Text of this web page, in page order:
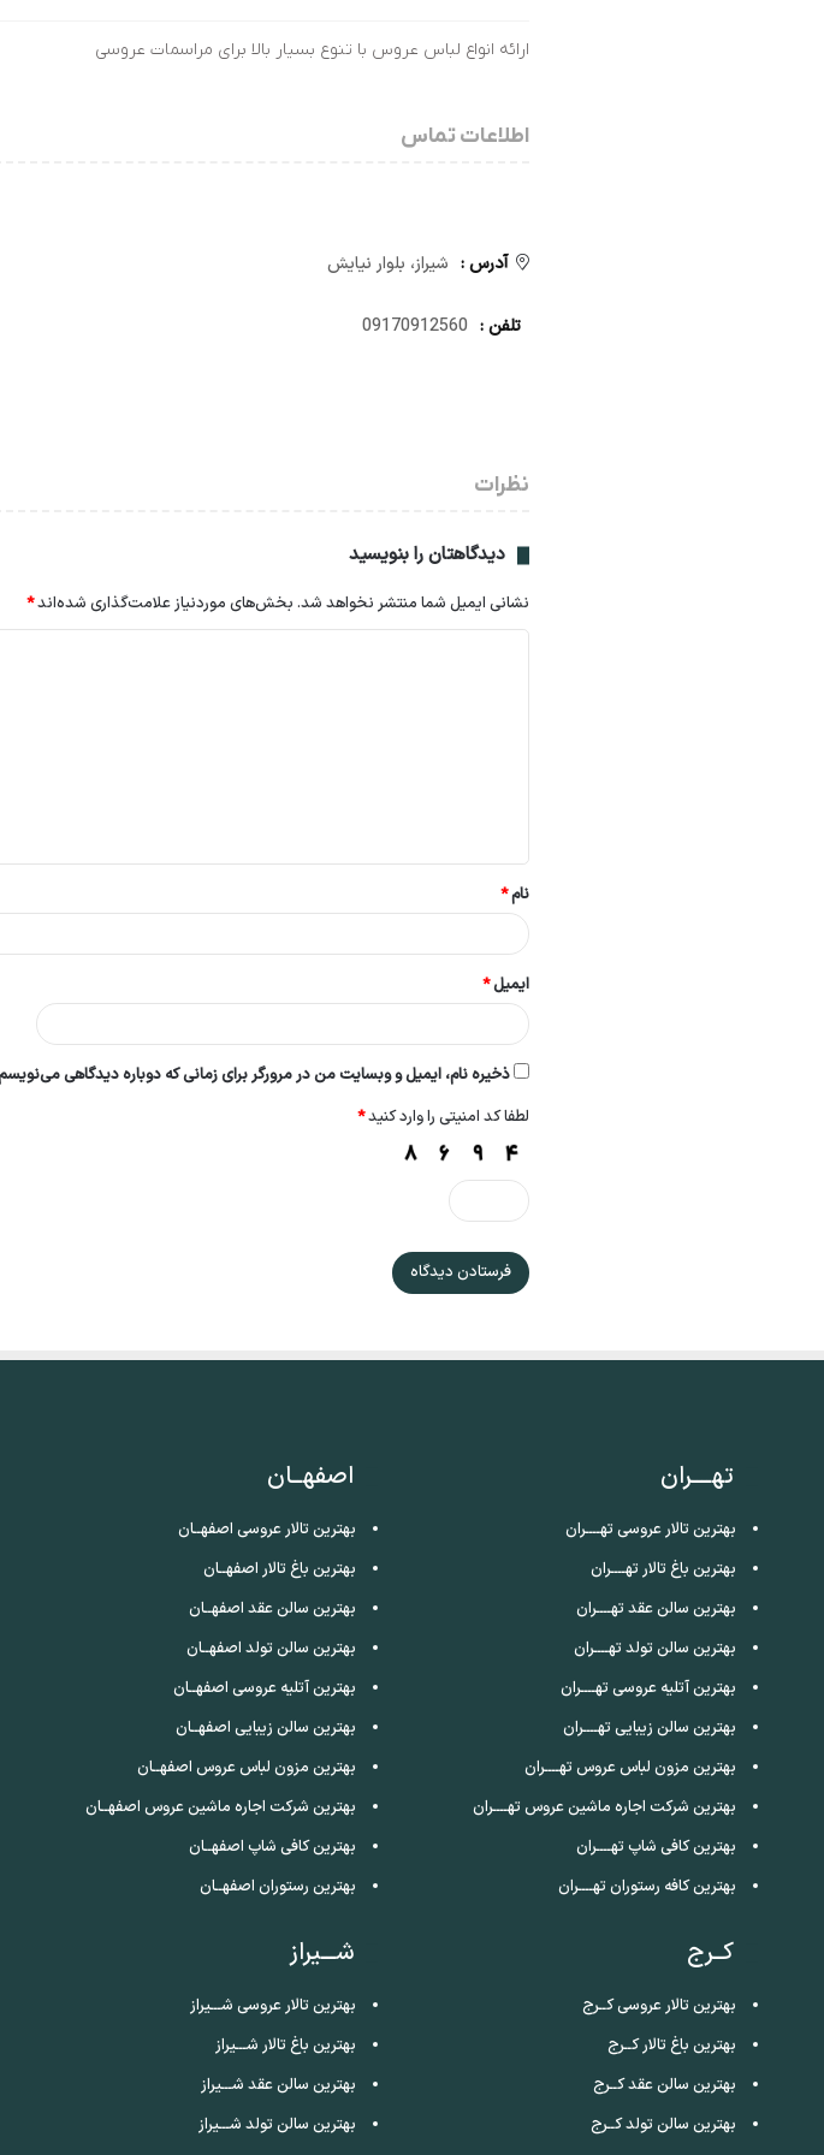
ارائه انواع لباس عروس با تنوع بسیار بالا برای مراسمات عروسی
اطلاعات تماس
آدرس : شیراز، بلوار نیایش
تلفن : 09170912560
نظرات
دیدگاهتان را بنویسید
نشانی ایمیل شما منتشر نخواهد شد. بخش‌های موردنیاز علامت‌گذاری شده‌اند*
*
نام*
ایمیل*
ذخیره نام، ایمیل و وبسایت من در مرورگر برای زمانی که دوباره دیدگاهی
لطفا کد امنیتی را وارد کنید*
تهــــران
بهترین تالار عروسی تهــــران
بهترین باغ تالار تهــــران
بهترین سالن عقد تهــــران
بهترین سالن تولد تهــــران
بهترین آتلیه عروسی تهــــران
بهترین سالن زیبایی تهــــران
بهترین مزون لباس عروس تهــــران
بهترین شرکت اجاره ماشین عروس تهــــران
بهترین کافی شاپ تهــــران
بهترین کافه رستوران تهــــران
کــرج
بهترین تالار عروسی کــرج
بهترین باغ تالار کــرج
بهترین سالن عقد کــرج
بهترین سالن تولد کــرج
اصفهــان
بهترین تالار عروسی اصفهــان
بهترین باغ تالار اصفهــان
بهترین سالن عقد اصفهــان
بهترین سالن تولد اصفهــان
بهترین آتلیه عروسی اصفهــان
بهترین سالن زیبایی اصفهــان
بهترین مزون لباس عروس اصفهــان
بهترین شرکت اجاره ماشین عروس اصفهــان
بهترین کافی شاپ اصفهــان
بهترین رستوران اصفهــان
شـــیراز
بهترین تالار عروسی شـــیراز
بهترین باغ تالار شـــیراز
بهترین سالن عقد شـــیراز
بهترین سالن تولد شـــیراز